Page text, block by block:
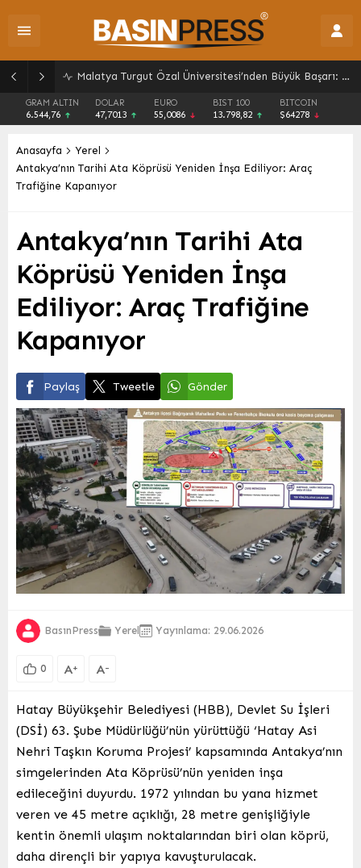
Malatya Turgut Özal Üniversitesi’nden Büyük Başarı: Kurumsal Akreditasyon Belgesi’ni Aldı
GRAM ALTIN
6.544,76
DOLAR
47,7013
EURO
55,0086
BIST 100
13.798,82
BITCOIN
$64278
Anasayfa
Yerel
Antakya’nın Tarihi Ata Köprüsü Yeniden İnşa Ediliyor: Araç
Trafiğine Kapanıyor
Antakya’nın Tarihi Ata
Köprüsü Yeniden İnşa
Ediliyor: Araç Trafiğine
Kapanıyor
Paylaş Tweetle Gönder
BasınPress Yerel Yayınlama: 29.06.2026
0 A+ A-
Hatay Büyükşehir Belediyesi (HBB), Devlet Su İşleri
(DSİ) 63. Şube Müdürlüğü’nün yürüttüğü ‘Hatay Asi
Nehri Taşkın Koruma Projesi’ kapsamında Antakya’nın
simgelerinden Ata Köprüsü’nün yeniden inşa
edileceğini duyurdu. 1972 yılından bu yana hizmet
veren ve 45 metre açıklığı, 28 metre genişliğiyle
kentin önemli ulaşım noktalarından biri olan köprü,
daha dirençli bir yapıya kavuşturulacak.